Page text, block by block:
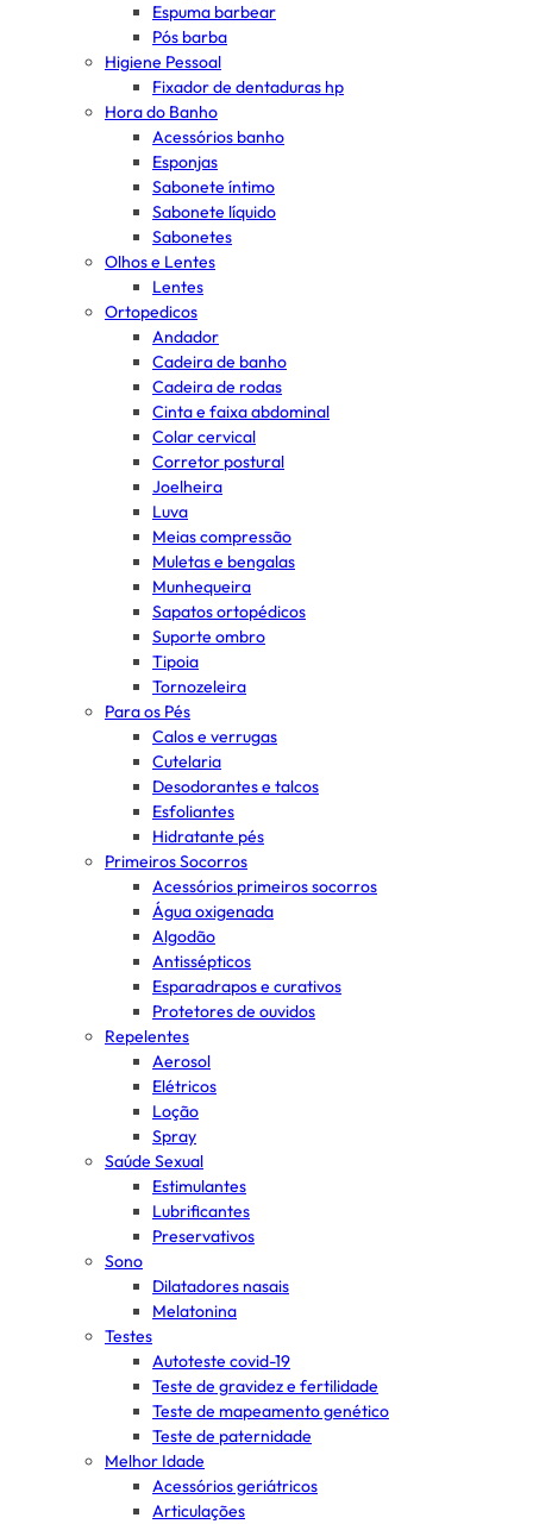
Espuma barbear
Pós barba
Higiene Pessoal
Fixador de dentaduras hp
Hora do Banho
Acessórios banho
Esponjas
Sabonete íntimo
Sabonete líquido
Sabonetes
Olhos e Lentes
Lentes
Ortopedicos
Andador
Cadeira de banho
Cadeira de rodas
Cinta e faixa abdominal
Colar cervical
Corretor postural
Joelheira
Luva
Meias compressão
Muletas e bengalas
Munhequeira
Sapatos ortopédicos
Suporte ombro
Tipoia
Tornozeleira
Para os Pés
Calos e verrugas
Cutelaria
Desodorantes e talcos
Esfoliantes
Hidratante pés
Primeiros Socorros
Acessórios primeiros socorros
Água oxigenada
Algodão
Antissépticos
Esparadrapos e curativos
Protetores de ouvidos
Repelentes
Aerosol
Elétricos
Loção
Spray
Saúde Sexual
Estimulantes
Lubrificantes
Preservativos
Sono
Dilatadores nasais
Melatonina
Testes
Autoteste covid-19
Teste de gravidez e fertilidade
Teste de mapeamento genético
Teste de paternidade
Melhor Idade
Acessórios geriátricos
Articulações